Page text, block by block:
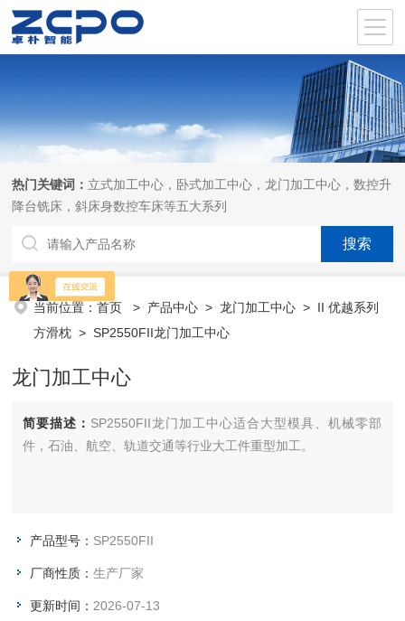
热门关键词： 立式加工中心，卧式加工中心，龙门加工中心，数控升
降台铣床，斜床身数控车床等五大系列
当前位置：首页 > 产品中心 >龙门加工中心 > II 优越系列
方滑枕 > SP2550FII龙门加工中心
龙门加工中心
简要描述： SP2550FII龙门加工中心适合大型模具、机械零部
件，石油、航空、轨道交通等行业大工件重型加工。
产品型号： SP2550FII
厂商性质：生产厂家
更新时间： 2026-07-13